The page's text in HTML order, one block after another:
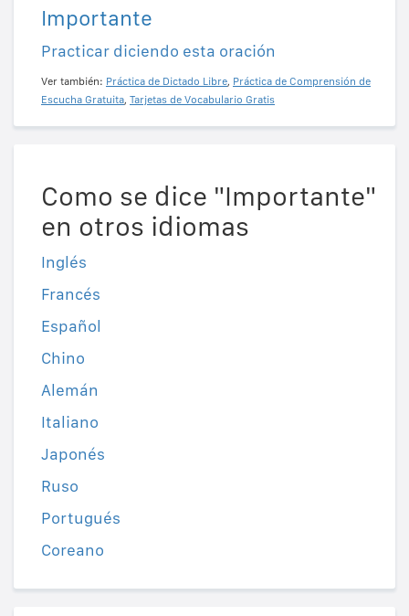
Importante
Practicar diciendo esta oración
Ver también: Práctica de Dictado Libre, Práctica de Comprensión de
Escucha Gratuita, Tarjetas de Vocabulario Gratis
Como se dice "Importante"
en otros idiomas
Inglés
Francés
Español
Chino
Alemán
Italiano
Japonés
Ruso
Portugués
Coreano